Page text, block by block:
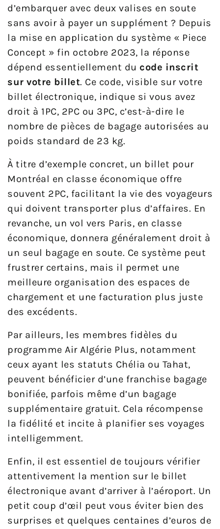
d’embarquer avec deux valises en soute
sans avoir à payer un supplément ? Depuis
la mise en application du système « Piece
Concept » fin octobre 2023, la réponse
dépend essentiellement du code inscrit
sur votre billet. Ce code, visible sur votre
billet électronique, indique si vous avez
droit à 1PC, 2PC ou 3PC, c’est-à-dire le
nombre de pièces de bagage autorisées au
poids standard de 23 kg.
À titre d’exemple concret, un billet pour
Montréal en classe économique offre
souvent 2PC, facilitant la vie des voyageurs
qui doivent transporter plus d’affaires. En
revanche, un vol vers Paris, en classe
économique, donnera généralement droit à
un seul bagage en soute. Ce système peut
frustrer certains, mais il permet une
meilleure organisation des espaces de
chargement et une facturation plus juste
des excédents.
Par ailleurs, les membres fidèles du
programme Air Algérie Plus, notamment
ceux ayant les statuts Chélia ou Tahat,
peuvent bénéficier d’une franchise bagage
bonifiée, parfois même d’un bagage
supplémentaire gratuit. Cela récompense
la fidélité et incite à planifier ses voyages
intelligemment.
Enfin, il est essentiel de toujours vérifier
attentivement la mention sur le billet
électronique avant d’arriver à l’aéroport. Un
petit coup d’œil peut vous éviter bien des
surprises et quelques centaines d’euros de